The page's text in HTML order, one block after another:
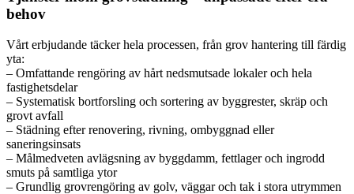
behov
Vårt erbjudande täcker hela processen, från grov hantering till färdig
yta:
– Omfattande rengöring av hårt nedsmutsade lokaler och hela
fastighetsdelar
– Systematisk bortforsling och sortering av byggrester, skräp och
grovt avfall
– Städning efter renovering, rivning, ombyggnad eller
saneringsinsats
– Målmedveten avlägsning av byggdamm, fettlager och ingrodd
smuts på samtliga ytor
– Grundlig grovrengöring av golv, väggar och tak i stora utrymmen